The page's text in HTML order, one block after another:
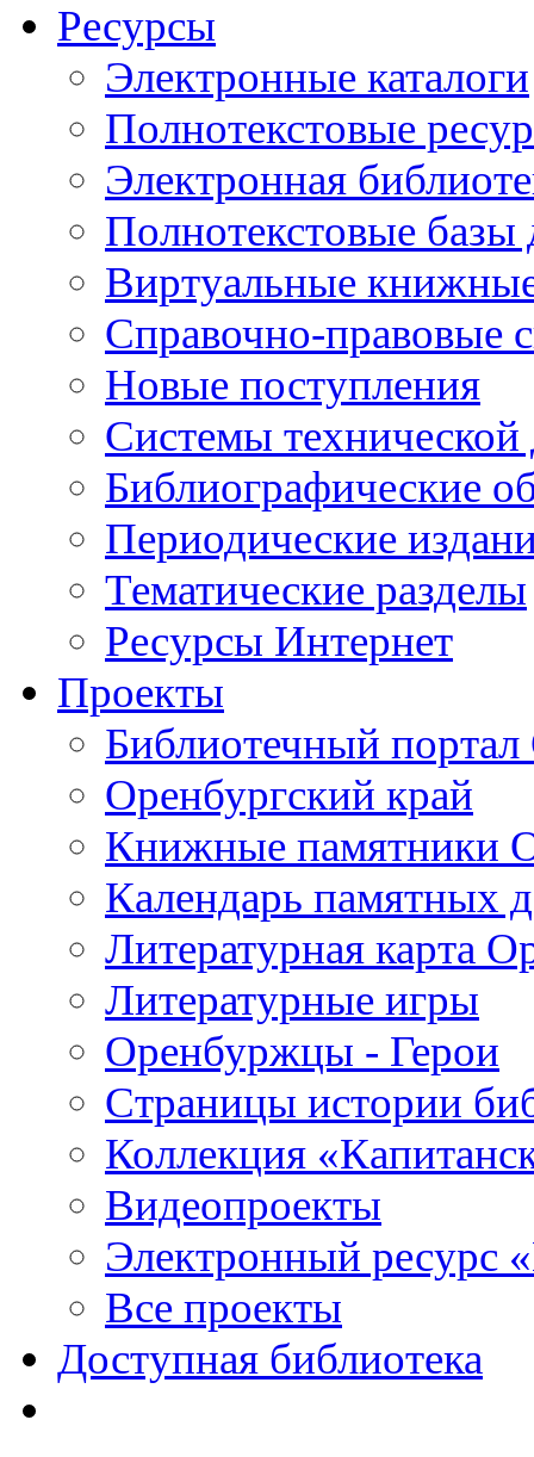
Ресурсы
Электронные каталоги
Полнотекстовые
Электронная
Полнотекстовые
Виртуальные
Справочно-правовые
Новые поступления
Cистемы
Библиографические
Периодические
Тематические разделы
Ресурсы Интернет
Проекты
Библиотечный портал
Оренбургский край
Книжные памятники
Календарь памятных
Литературная карта
Литературные игры
Оренбуржцы - Герои
Страницы истории
Коллекция
Видеопроекты
Электронный ресурс
Все проекты
Доступная библиотека